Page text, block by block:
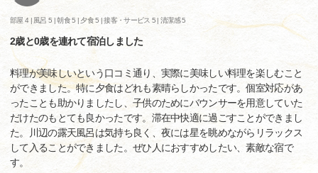
部屋 4 | 風呂 5 |朝食 5 | 夕食 5 |接客・サービス 5 |清潔感 5
2歳と0歳を連れて宿泊しました
料理が美味しいという口コミ通り、実際に美味しい料理を楽しむこと
ができました。特に夕食はどれも素晴らしかったです。個室対応があ
ったことも助かりましたし、子供のためにバウンサーを用意していた
だけたのもとても良かったです。滞在中快適に過ごすことができまし
た。川辺の露天風呂は気持ち良く、夜には星を眺めながらリラックス
して入ることができました。ぜひ人におすすめしたい、素敵な宿で
す。